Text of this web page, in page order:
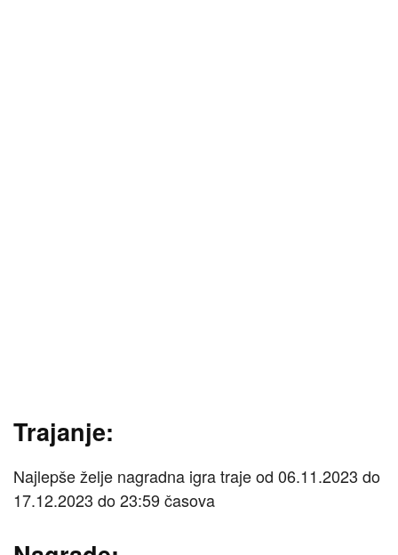
Trajanje:
Najlepše želje nagradna igra traje od 06.11.2023 do
17.12.2023 do 23:59 časova